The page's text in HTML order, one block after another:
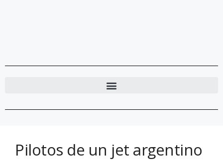
Pilotos de un jet argentino